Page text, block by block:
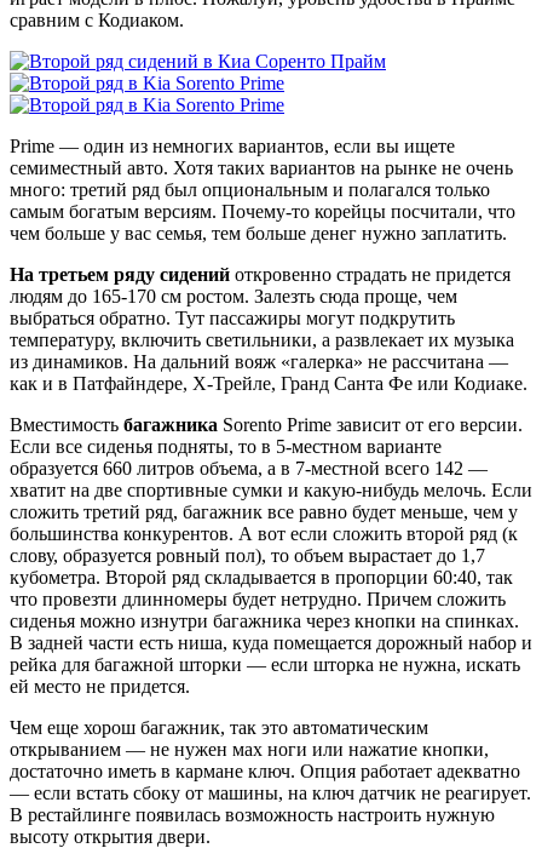
сравним с Кодиаком.
Prime — один из немногих вариантов, если вы ищете
семиместный авто. Хотя таких вариантов на рынке не очень
много: третий ряд был опциональным и полагался только
самым богатым версиям. Почему-то корейцы посчитали, что
чем больше у вас семья, тем больше денег нужно заплатить.
На третьем ряду сидений откровенно страдать не придется
людям до 165-170 см ростом. Залезть сюда проще, чем
выбраться обратно. Тут пассажиры могут подкрутить
температуру, включить светильники, а развлекает их музыка
из динамиков. На дальний вояж «галерка» не рассчитана —
как и в Патфайндере, Х-Трейле, Гранд Санта Фе или Кодиаке.
Вместимость багажника Sorento Prime зависит от его версии.
Если все сиденья подняты, то в 5-местном варианте
образуется 660 литров объема, а в 7-местной всего 142 —
хватит на две спортивные сумки и какую-нибудь мелочь. Если
сложить третий ряд, багажник все равно будет меньше, чем у
большинства конкурентов. А вот если сложить второй ряд (к
слову, образуется ровный пол), то объем вырастает до 1,7
кубометра. Второй ряд складывается в пропорции 60:40, так
что провезти длинномеры будет нетрудно. Причем сложить
сиденья можно изнутри багажника через кнопки на спинках.
В задней части есть ниша, куда помещается дорожный набор и
рейка для багажной шторки — если шторка не нужна, искать
ей место не придется.
Чем еще хорош багажник, так это автоматическим
открыванием — не нужен мах ноги или нажатие кнопки,
достаточно иметь в кармане ключ. Опция работает адекватно
— если встать сбоку от машины, на ключ датчик не реагирует.
В рестайлинге появилась возможность настроить нужную
высоту открытия двери.